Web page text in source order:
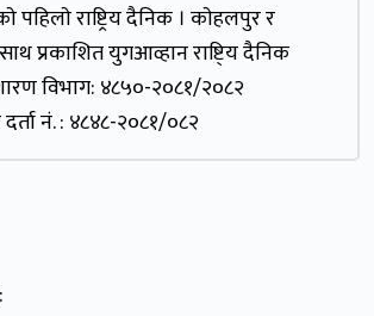
पहिलाे राष्ट्रिय दैनिक । काेहलपुर र
प्रकाशित युगआव्हान राष्टि्य दैनिक
विभाग: ४८५०-२०८१/२०८२
नं. : ४८४८-२०८१/०८२